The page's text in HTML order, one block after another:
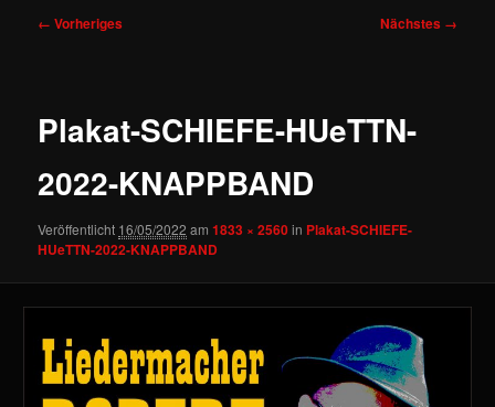
Bilder-
← Vorheriges Nächstes →
Plakat-SCHIEFE-HUeTTN-
2022-KNAPPBAND
Veröffentlicht 16/05/2022 am1833 × 2560in Plakat-SCHIEFE-
HUeTTN-2022-KNAPPBAND